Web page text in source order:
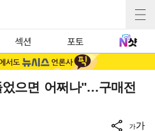
섹션 포토
으면 어쩌나"…구매전
가가